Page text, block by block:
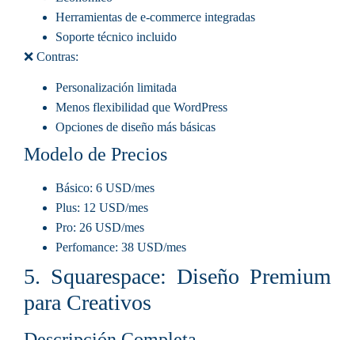
Herramientas de e-commerce integradas
Soporte técnico incluido
❌ Contras:
Personalización limitada
Menos flexibilidad que WordPress
Opciones de diseño más básicas
Modelo de Precios
Básico: 6 USD/mes
Plus: 12 USD/mes
Pro: 26 USD/mes
Perfomance: 38 USD/mes
5. Squarespace: Diseño Premium
para Creativos